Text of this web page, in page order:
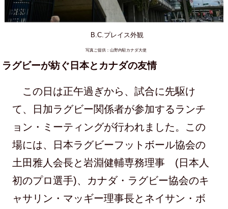
B.C.プレイス外観
写真ご提供：山野内駐カナダ大使
ラグビーが紡ぐ日本とカナダの友情
この日は正午過ぎから、試合に先駆け
て、日加ラグビー関係者が参加するランチ
ョン・ミーティングが行われました。この
場には、日本ラグビーフットボール協会の
土田雅人会長と岩淵健輔専務理事 (日本人
初のプロ選手)、カナダ・ラグビー協会のキ
ャサリン・マッギー理事長とネイサン・ボ